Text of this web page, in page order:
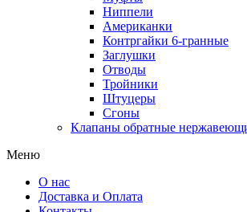
Ниппели
Американки
Контргайки 6-гранные
Заглушки
Отводы
Тройники
Штуцеры
Сгоны
Клапаны обратные
Меню
О нас
Доставка и Оплата